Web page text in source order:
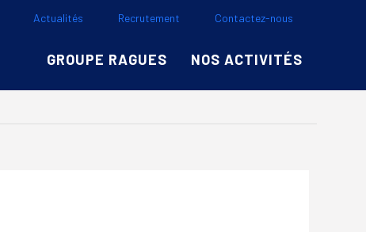
Actualités Recrutement Contactez-nous
GROUPE RAGUES NOS ACTIVITÉS